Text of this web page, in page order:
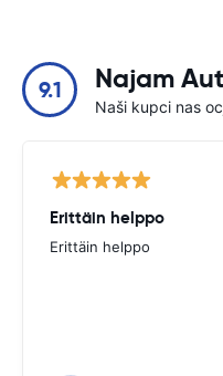
9.1 Najam
Naši kupci nas
Erittäin helppo
Erittäin helppo